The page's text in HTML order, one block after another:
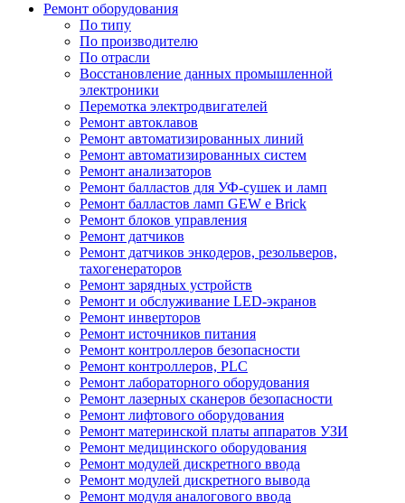
Ремонт оборудования
По типу
По производителю
По отрасли
Восстановление данных промышленной
электроники
Перемотка электродвигателей
Ремонт автоклавов
Ремонт автоматизированных линий
Ремонт автоматизированных систем
Ремонт анализаторов
Ремонт балластов для УФ-сушек и ламп
Ремонт балластов ламп GEW e Brick
Ремонт блоков управления
Ремонт датчиков
Ремонт датчиков энкодеров, резольверов,
тахогенераторов
Ремонт зарядных устройств
Ремонт и обслуживание LED-экранов
Ремонт инверторов
Ремонт источников питания
Ремонт контроллеров безопасности
Ремонт контроллеров, PLC
Ремонт лабораторного оборудования
Ремонт лазерных сканеров безопасности
Ремонт лифтового оборудования
Ремонт материнской платы аппаратов УЗИ
Ремонт медицинского оборудования
Ремонт модулей дискретного ввода
Ремонт модулей дискретного вывода
Ремонт модуля аналогового ввода